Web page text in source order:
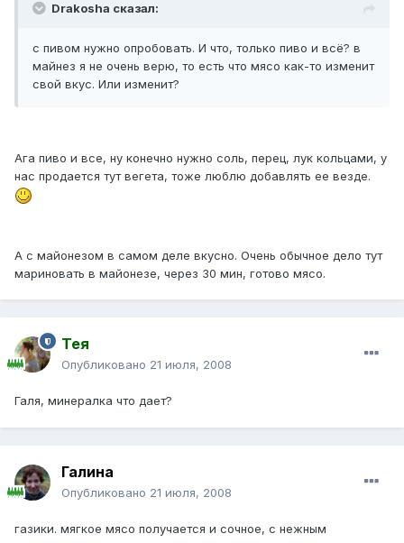
Drakosha сказал:
с пивом нужно опробовать. И что, только пиво и всё? в
майнез я не очень верю, то есть что мясо как-то изменит
свой вкус. Или изменит?
Ага пиво и все, ну конечно нужно соль, перец, лук кольцами, у
нас продается тут вегета, тоже люблю добавлять ее везде.
А с майонезом в самом деле вкусно. Очень обычное дело тут
мариновать в майонезе, через 30 мин, готово мясо.
Тея
Опубликовано 21 июля, 2008
Галя, минералка что дает?
Галина
Опубликовано 21 июля, 2008
газики. мягкое мясо получается и сочное, с нежным